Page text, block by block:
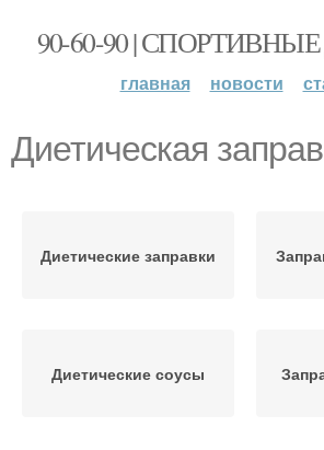
90-60-90 |
главная новости
Диетическая
Диетические заправки
Диетические соусы